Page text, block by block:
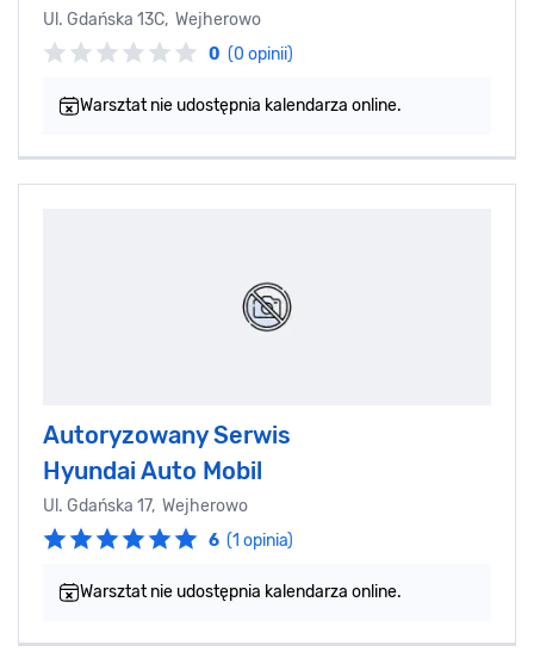
Ul. Gdańska 13C, Wejherowo
0 (0 opinii)
Warsztat nie udostępnia kalendarza online.
Autoryzowany Serwis
Hyundai Auto Mobil
Ul. Gdańska 17, Wejherowo
6 (1 opinia)
Warsztat nie udostępnia kalendarza online.